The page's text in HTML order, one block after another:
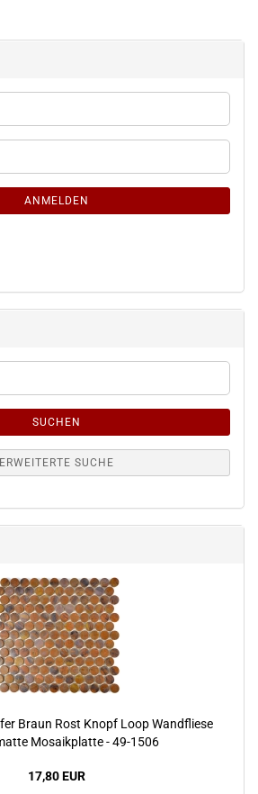
ANMELDEN
SUCHEN
ERWEITERTE SUCHE
Braun Rost Knopf Loop Wandfliese
Mosaikplatte - 49-1506
17,80 EUR